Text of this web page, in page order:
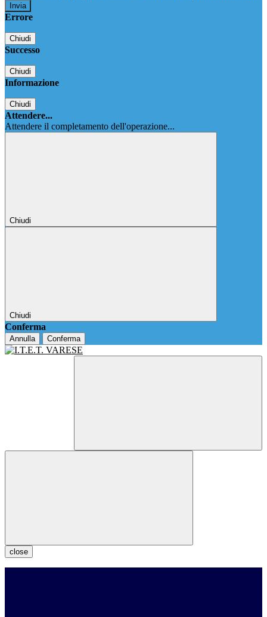
Errore
Chiudi
Successo
Chiudi
Informazione
Chiudi
Attendere...
Attendere il completamento dell'operazione...
Chiudi
Chiudi
Conferma
Annulla Conferma
close